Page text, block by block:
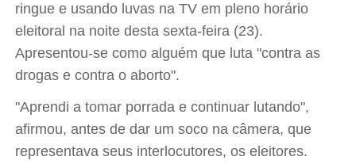
ringue e usando luvas na TV em pleno horário
eleitoral na noite desta sexta-feira (23).
Apresentou-se como alguém que luta "contra as
drogas e contra o aborto".
"Aprendi a tomar porrada e continuar lutando",
afirmou, antes de dar um soco na câmera, que
representava seus interlocutores, os eleitores.